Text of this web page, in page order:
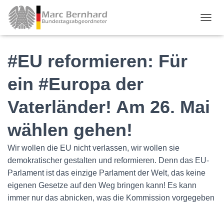
#EU reformieren: Für
ein #Europa der
Vaterländer! Am 26. Mai
wählen gehen!
Wir wollen die EU nicht verlassen, wir wollen sie
demokratischer gestalten und reformieren. Denn das EU-
Parlament ist das einzige Parlament der Welt, das keine
eigenen Gesetze auf den Weg bringen kann! Es kann
immer nur das abnicken, was die Kommission vorgegeben